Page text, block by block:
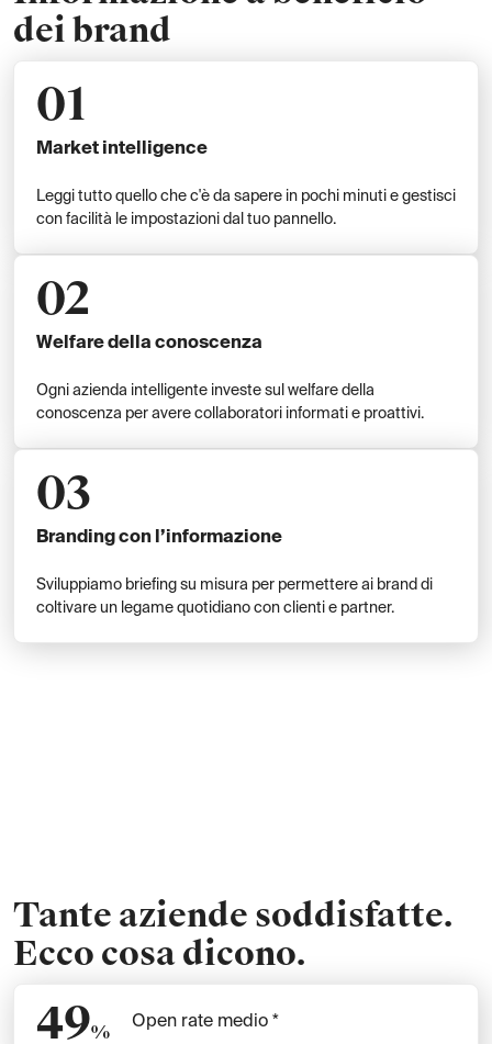
dei brand
01
Market intelligence
Leggi tutto quello che c'è da sapere in pochi minuti e gestisci
con facilità le impostazioni dal tuo pannello.
02
Welfare della conoscenza
Ogni azienda intelligente investe sul welfare della
conoscenza per avere collaboratori informati e proattivi.
03
Branding con l’informazione
Sviluppiamo briefing su misura per permettere ai brand di
coltivare un legame quotidiano con clienti e partner.
Tante aziende soddisfatte.
Ecco cosa dicono.
49% Open rate medio *